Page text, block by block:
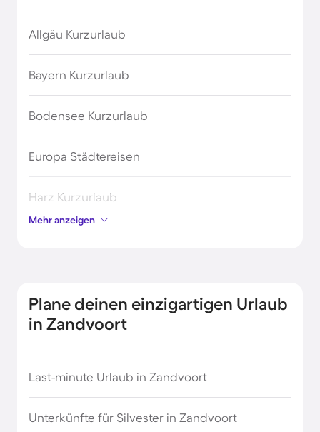
Allgäu Kurzurlaub
Bayern Kurzurlaub
Bodensee Kurzurlaub
Europa Städtereisen
Harz Kurzurlaub
Kurztrip nach Dubai
Kurzurlaub am Chiemsee
Mehr anzeigen
Plane deinen einzigartigen Urlaub
in Zandvoort
Last-minute Urlaub in Zandvoort
Unterkünfte für Silvester in Zandvoort